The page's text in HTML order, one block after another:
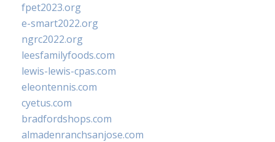
fpet2023.org
e-smart2022.org
ngrc2022.org
leesfamilyfoods.com
lewis-lewis-cpas.com
eleontennis.com
cyetus.com
bradfordshops.com
almadenranchsanjose.com